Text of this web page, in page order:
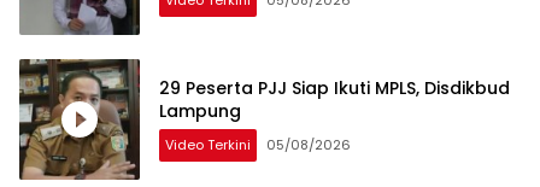
29 Peserta PJJ Siap Ikuti MPLS, Disdikbud
Lampung
Video Terkini 05/08/2026